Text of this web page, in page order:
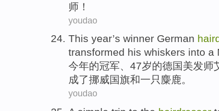
师 ！
youdao
This year’s winner German
transformed his whiskers into a
今年的冠军、 47岁的德国美发师
成了挪威国旗和一只麋鹿。
youdao